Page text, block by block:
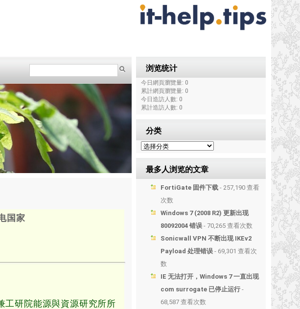
国家
工研院能源與資源研究所所
浏览统计
今日網頁瀏覽量: 0
累計網頁瀏覽量: 0
今日造訪人數: 0
累計造訪人數: 0
分类
最多人浏览的文章
FortiGate 固件下载 - 257,190 查看
次数
Windows 7 (2008 R2) 更新出现
80092004 错误 - 70,265 查看次数
Sonicwall VPN 不断出现 IKEv2
Payload 处理错误 - 69,301 查看次
数
IE 无法打开，Windows 7 一直出现
com surrogate 已停止运行 -
68,587 查看次数